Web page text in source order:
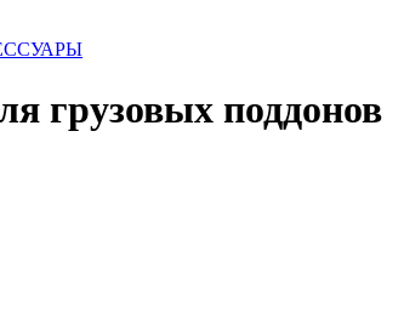
грузовых поддонов